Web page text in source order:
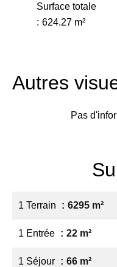
Surface totale
624.27 m²
Autres
Pas
1 Terrain 6295 m²
1 Entrée 22 m²
1 Séjour 66 m²